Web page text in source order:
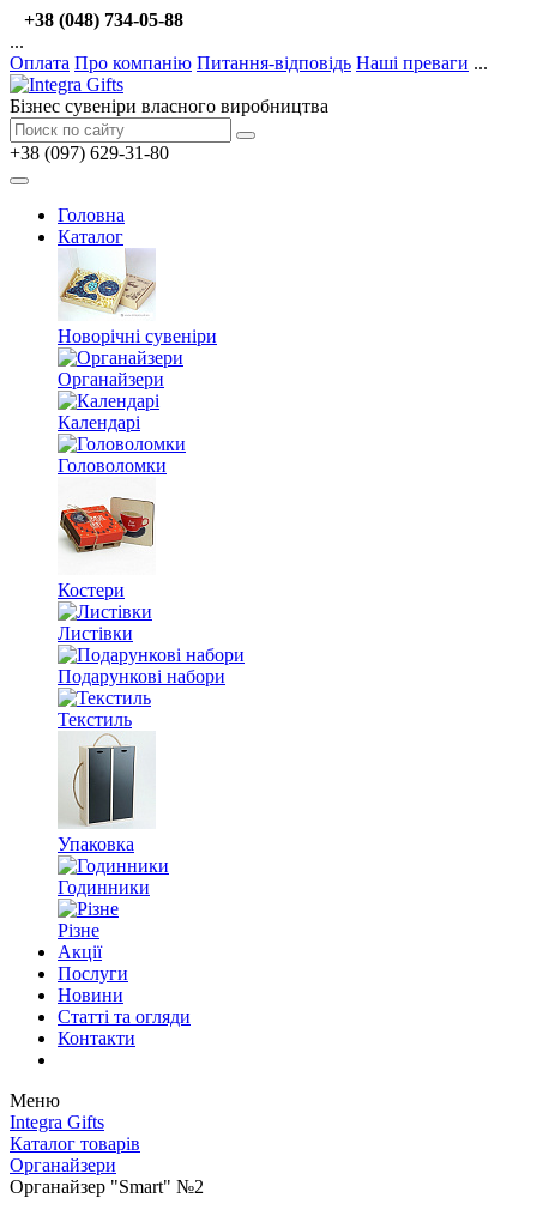
+38 (048) 734-05-88
...
Оплата Про компанію Питання-відповідь Наші преваги ...
Бізнес сувеніри власного виробництва
+38 (097) 629-31-80
Головна
Каталог
Новорічні сувеніри
Органайзери
Календарі
Головоломки
Костери
Листівки
Подарункові набори
Текстиль
Упаковка
Годинники
Різне
Акції
Послуги
Новини
Статті та огляди
Контакти
Меню
Integra Gifts
Каталог товарів
Органайзери
Органайзер "Smart" №2